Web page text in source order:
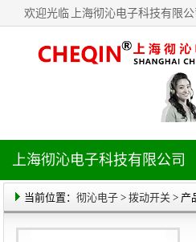
欢迎光临 上海彻沁电子科技有限公
上海彻沁电子科技有限公司
当前位置： 彻沁电子> 拨动开关> 产